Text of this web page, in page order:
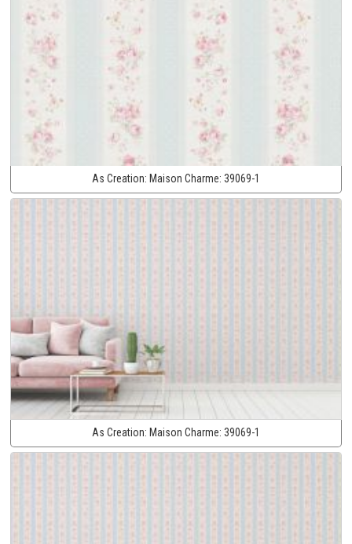
As Creation: Maison Charme: 39069-1
As Creation: Maison Charme: 39069-1